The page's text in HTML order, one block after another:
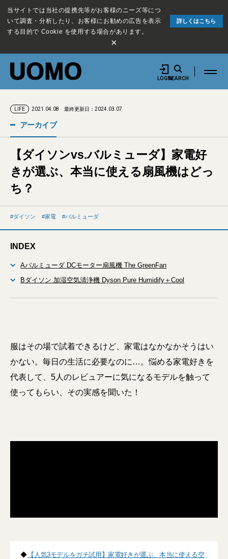
当サイトでは当社の提携先等がお客様のニーズ等につ
いて調査・分析したり、お客様にお勧めの広告を表示
する目的で Cookie を使用する場合があります。
詳しくはこちら
×
LOGINSEARCH
LIFE 2021.04.08 最終更新日：2024.03.07
アーカイブ
【ダイソンvs.バルミューダ】家電好
きが選ぶ、本当に使える扇風機はどっ
ち？
ダイソン 家電 バルミューダ
INDEX
Aバルミューダ DCモーター扇風機 The GreenFan
Bダイソン 加湿空気清浄機 Dyson Pure Humidify＋Cool
服はその場で試着できるけど、家電はなかなかそうはい
かない。毎日の生活に必要なのに…。悩める家電好きを
代表して、5人のレビュアーに気になるモデルを触って
使ってもらい、その実感を聞いた！
◆ 【人気3モデルをガチ試用】家電好きが選ぶ、本当に使える空